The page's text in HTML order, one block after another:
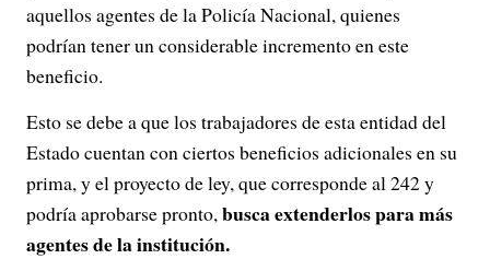
aquellos agentes de la Policía Nacional, quienes
podrían tener un considerable incremento en este
beneficio.
Esto se debe a que los trabajadores de esta entidad del
Estado cuentan con ciertos beneficios adicionales en su
prima, y el proyecto de ley, que corresponde al 242 y
podría aprobarse pronto,busca extenderlos para más
agentes de la institución.